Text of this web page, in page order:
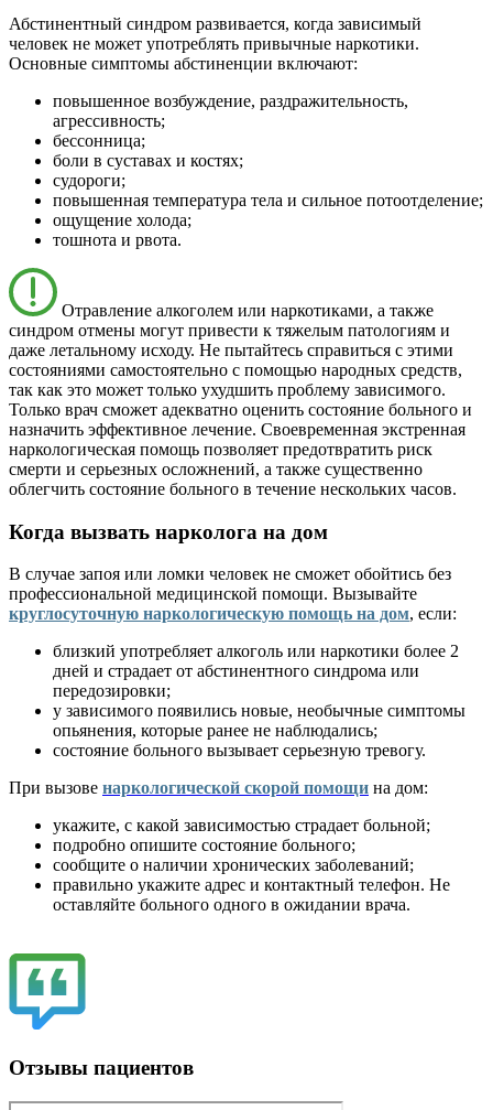
Абстинентный синдром развивается, когда зависимый
человек не может употреблять привычные наркотики.
Основные симптомы абстиненции включают:
повышенное возбуждение, раздражительность,
агрессивность;
бессонница;
боли в суставах и костях;
судороги;
повышенная температура тела и сильное потоотделение;
ощущение холода;
тошнота и рвота.
Отравление алкоголем или наркотиками, а также
синдром отмены могут привести к тяжелым патологиям и
даже летальному исходу. Не пытайтесь справиться с этими
состояниями самостоятельно с помощью народных средств,
так как это может только ухудшить проблему зависимого.
Только врач сможет адекватно оценить состояние больного и
назначить эффективное лечение. Своевременная экстренная
наркологическая помощь позволяет предотвратить риск
смерти и серьезных осложнений, а также существенно
облегчить состояние больного в течение нескольких часов.
Когда вызвать нарколога на дом
В случае запоя или ломки человек не сможет обойтись без
профессиональной медицинской помощи. Вызывайте
круглосуточную наркологическую помощь на дом, если:
близкий употребляет алкоголь или наркотики более 2
дней и страдает от абстинентного синдрома или
передозировки;
у зависимого появились новые, необычные симптомы
опьянения, которые ранее не наблюдались;
состояние больного вызывает серьезную тревогу.
При вызове наркологической скорой помощи на дом:
укажите, с какой зависимостью страдает больной;
подробно опишите состояние больного;
сообщите о наличии хронических заболеваний;
правильно укажите адрес и контактный телефон. Не
оставляйте больного одного в ожидании врача.
Отзывы пациентов